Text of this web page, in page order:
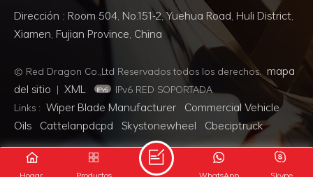
Dirección : Room 504, No.151-2, Yuehua Road, Huli District,
Xiamen, Fujian Province, China
© Red Dragon Co.,Ltd Reservados todos los derechos. mapa
del sitio | XML
IPv6 RED SOPORTADA
Links : Wiper Blade Manufacturer Commercial Vehicle
Oils Cattelanpdcpd Skystonewheel Cbeciptruck